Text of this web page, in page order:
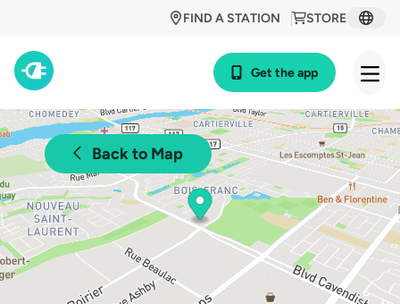
STORE
FIND A STATION
Get the app
Back to Map